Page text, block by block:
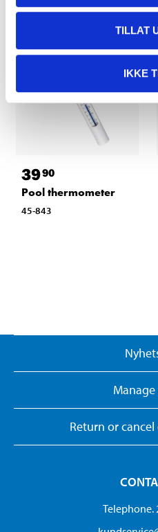
TILLAT
IKKE
3990
Pool thermometer
45-843
Return or
Telephone.